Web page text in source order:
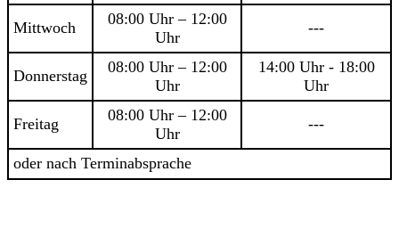
Mittwoch
08:00 Uhr – 12:00
Uhr
---
Donnerstag
08:00 Uhr – 12:00
Uhr
14:00 Uhr - 18:00
Uhr
Freitag
08:00 Uhr – 12:00
Uhr
---
oder nach Terminabsprache